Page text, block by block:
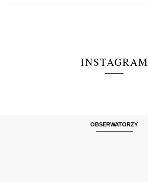
INSTAGRAM
OBSERWATORZY